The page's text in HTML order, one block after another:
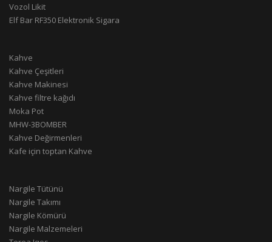
Vozol Likit
Elf Bar RF350 Elektronik Sigara
Kahve
Kahve Çeşitleri
Kahve Makinesi
Kahve filtre kağıdı
Moka Pot
MHW-3BOMBER
Kahve Değirmenleri
Kafe için toptan Kahve
Nargile Tütünü
Nargile Takımı
Nargile Kömürü
Nargile Malzemeleri